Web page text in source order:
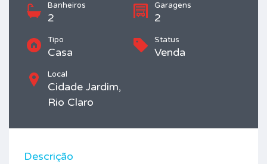
Banheiros
2
Garagens
2
Tipo
Casa
Status
Venda
Local
Cidade Jardim,
Rio Claro
Descrição